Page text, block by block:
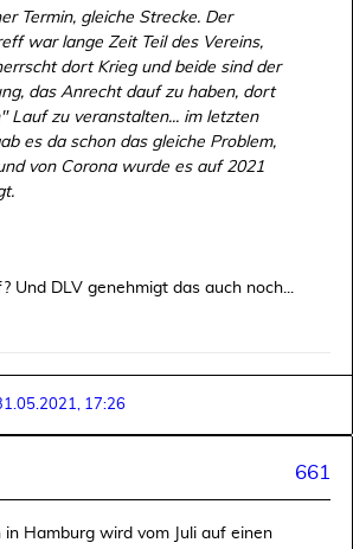
Termin, gleiche Strecke. Der
war lange Zeit Teil des Vereins,
dort Krieg und beide sind der
das Anrecht dauf zu haben, dort
Lauf zu veranstalten... im letzten
es da schon das gleiche Problem,
von Corona wurde es auf 2021
Und DLV genehmigt das auch noch...
17:26
661
in Hamburg wird vom Juli auf einen